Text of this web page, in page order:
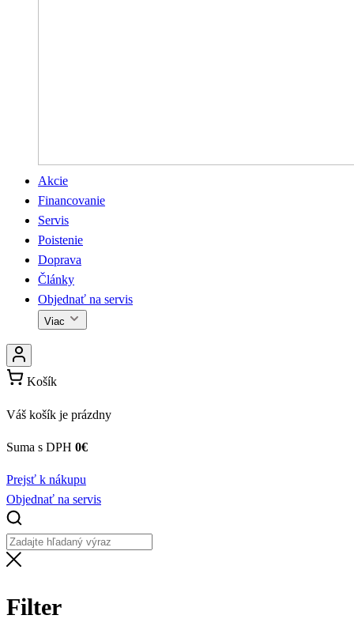
Akcie
Financovanie
Servis
Poistenie
Doprava
Články
Objednať na servis
Viac
Košík
Váš košík je prázdny
Suma s DPH 0€
Prejsť k nákupu
Objednať na servis
Filter